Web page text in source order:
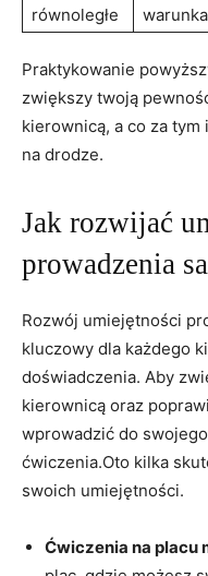
równoległe
Praktykowanie
zwiększy twoją
kierownicą, a co za
na drodze.
Jak​ rozwijać
prowadzenia
Rozwój umiejętności
kluczowy dla każdego‌
doświadczenia. Aby
kierownicą oraz
wprowadzić do‌
ćwiczenia.Oto ‍kilka
swoich umiejętności.
Ćwiczenia​ na placu